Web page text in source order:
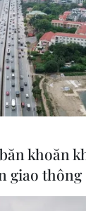
Quốc kỷ
kiểm tra, giám
hỗ trợ Nhật
khoăn
giao thông